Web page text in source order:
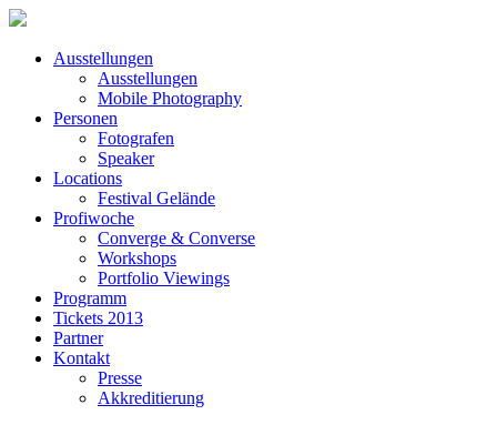
Ausstellungen
Ausstellungen
Mobile Photography
Personen
Fotografen
Speaker
Locations
Festival Gelände
Profiwoche
Converge & Converse
Workshops
Portfolio Viewings
Programm
Tickets 2013
Partner
Kontakt
Presse
Akkreditierung